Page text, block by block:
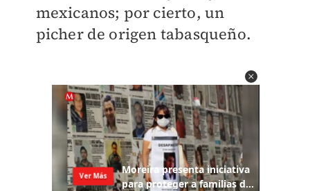
mexicanos; por cierto, un
picher de origen tabasqueño.